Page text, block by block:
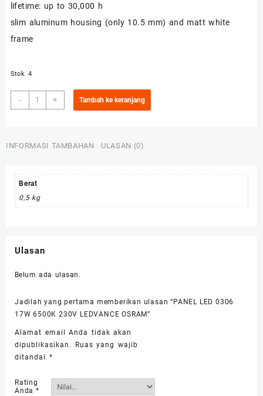
lifetime: up to 30,000 h
slim aluminum housing (only 10.5 mm) and matt white
frame
Stok 4
-
Kuantitas
PANEL
17W
LEDVANCE
OSRAM
+ Tambah ke keranjang
INFORMASI TAMBAHAN ULASAN (0)
Berat
0,5 kg
Ulasan
Belum ada ulasan.
Jadilah yang pertama memberikan ulasan “PANEL LED 0306
17W 6500K 230V LEDVANCE OSRAM”
Alamat email Anda tidak akan
dipublikasikan.
Ruas yang wajib
ditandai *
Rating
Anda *